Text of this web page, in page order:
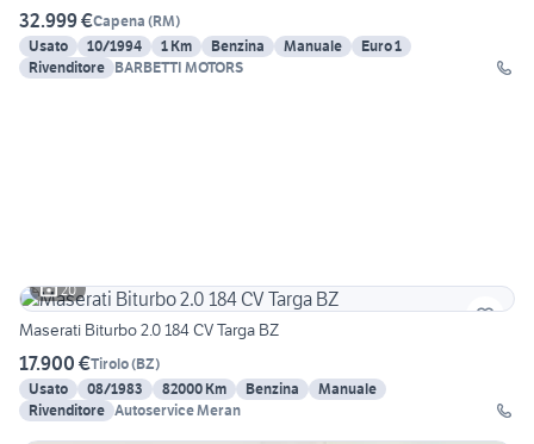
32.999 €Capena (RM)
Usato
10/1994 1 Km Benzina Manuale
Euro 1
Rivenditore BARBETTI MOTORS
20
Maserati Biturbo 2.0 184 CV Targa BZ
17.900 €Tirolo(BZ)
Usato
08/1983 82000 Km Benzina
Manuale
Rivenditore Autoservice Meran